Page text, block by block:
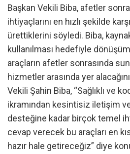
Başkan Vekili Biba, afetler
ihtiyaçlarını en hızlı şekilde
ürettiklerini söyledi. Biba,
kullanılması hedefiyle
araçların afetler sonrasında
hizmetler arasında yer
Vekili Şahin Biba, “Sağlıklı ve
ikramından kesintisiz iletişim
desteğine kadar birçok temel
cevap verecek bu araçları en
hazır hale getireceğiz” diye